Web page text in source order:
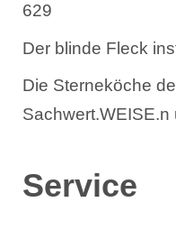
629
Der blinde Fleck
Die Sterneköche
Service